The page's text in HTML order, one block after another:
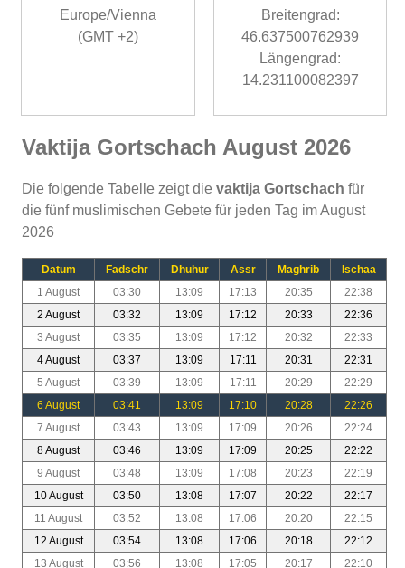
Europe/Vienna
(GMT +2)
Breitengrad:
46.637500762939
Längengrad:
14.231100082397
Vaktija Gortschach August 2026
Die folgende Tabelle zeigt die vaktija Gortschach für
die fünf muslimischen Gebete für jeden Tag im August
2026
Datum Fadschr Dhuhur Assr Maghrib
Ischaa
1 August
03:30 13:09 17:13 20:35
22:38
2 August
03:32 13:09 17:12 20:33
22:36
3 August
03:35 13:09 17:12 20:32
22:33
4 August
03:37 13:09 17:11 20:31
22:31
5 August
03:39 13:09 17:11 20:29
22:29
6 August
03:41 13:09 17:10 20:28
22:26
7 August
03:43 13:09 17:09 20:26
22:24
8 August
03:46 13:09 17:09 20:25
22:22
9 August
03:48 13:09 17:08 20:23
22:19
10 August
03:50 13:08 17:07 20:22
22:17
11 August
03:52 13:08 17:06 20:20
22:15
12 August
03:54 13:08 17:06 20:18
22:12
13 August
03:56 13:08 17:05 20:17 22:10